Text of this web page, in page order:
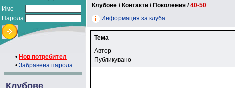
Име
Парола
• Нов потребител
• Забравена парола
Клубове
Клубове / Контакти / Поколения /40-50
Информация за клуба
Тема
Автор
Публикувано